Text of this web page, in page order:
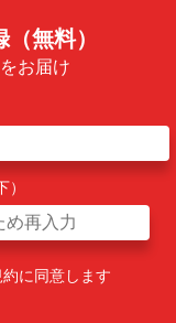
無料）
お届け
に同意します